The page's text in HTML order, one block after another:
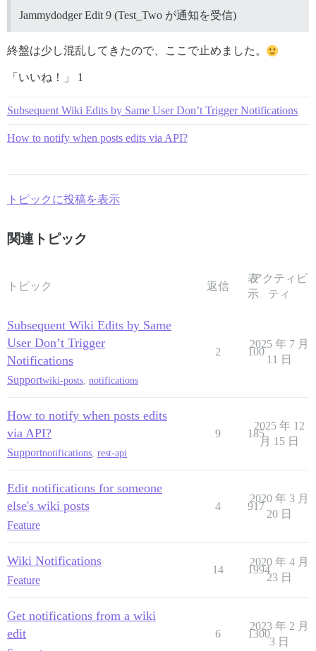
Jammydodger Edit 9 (Test_Two が通知を受信)
終盤は少し混乱してきたので、ここで止めました。
「いいね！」 1
Subsequent Wiki Edits by Same User Don’t Trigger Notifications
How to notify when posts edits via API?
トピックに投稿を表示
関連トピック
トピック 返信
表
示
アクティビ
ティ
Subsequent Wiki Edits by Same
User Don’t Trigger
Notifications
Supportwiki-posts notifications
2 100
2025 年 7 月
11 日
How to notify when posts edits
via API?
Supportnotifications rest-api
9 185
2025 年 12
月 15 日
Edit notifications for someone
else's wiki posts
Feature
4 917
2020 年 3 月
20 日
Wiki Notifications
Feature
14 1994
2020 年 4 月
23 日
Get notifications from a wiki
edit
6 1300
2023 年 2 月
3 日